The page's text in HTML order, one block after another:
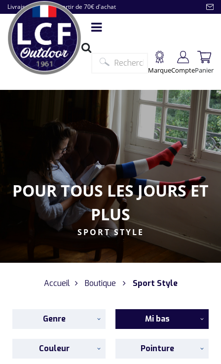
Livraison offerte à partir de 70€ d'achat
MarqueComptePanier
POUR TOUS LES JOURS ET
PLUS
SPORT STYLE
Accueil Boutique Sport Style
Genre Mi bas
Couleur Pointure